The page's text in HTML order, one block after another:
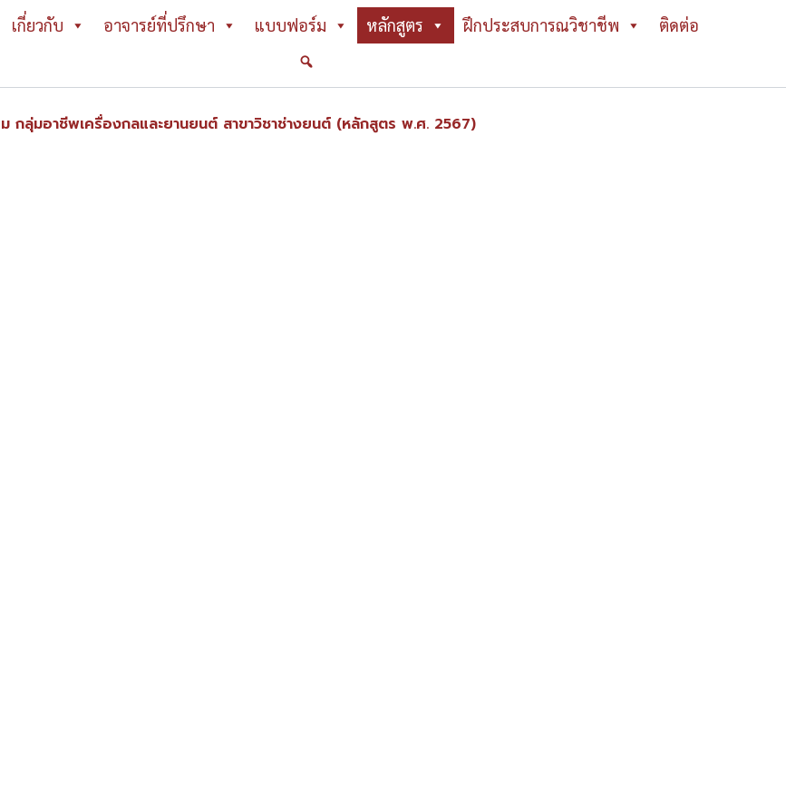
เกี่ยวกับ อาจารย์ที่ปรึกษา แบบฟอร์ม หลักสูตร ฝึกประสบการณวิชาชีพ ติดต่อ
กลุ่มอาชีพเครื่องกลและยานยนต์ สาขาวิชาช่างยนต์ (หลักสูตร พ.ศ. 2567)